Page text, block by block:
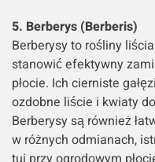
5. Berberys (Berberis)
Berberysy to rośliny
stanowić efektywny
płocie. Ich cierniste
ozdobne liście i kwiaty
Berberysy są również
w różnych odmianach,